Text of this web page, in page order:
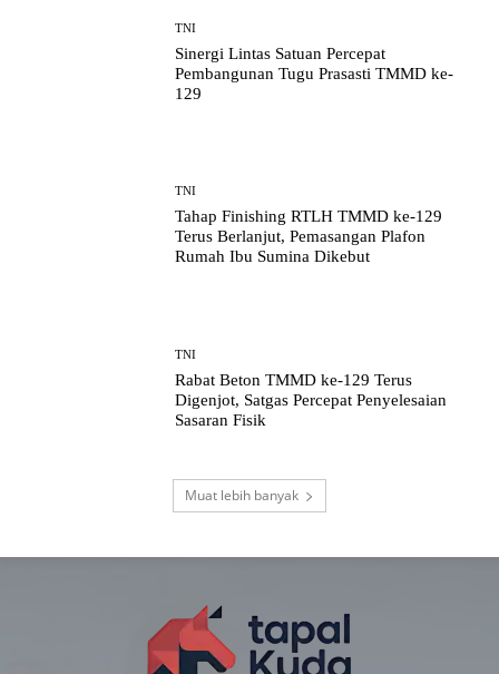
TNI
Sinergi Lintas Satuan Percepat
Pembangunan Tugu Prasasti TMMD ke-
129
TNI
Tahap Finishing RTLH TMMD ke-129
Terus Berlanjut, Pemasangan Plafon
Rumah Ibu Sumina Dikebut
TNI
Rabat Beton TMMD ke-129 Terus
Digenjot, Satgas Percepat Penyelesaian
Sasaran Fisik
Muat lebih banyak